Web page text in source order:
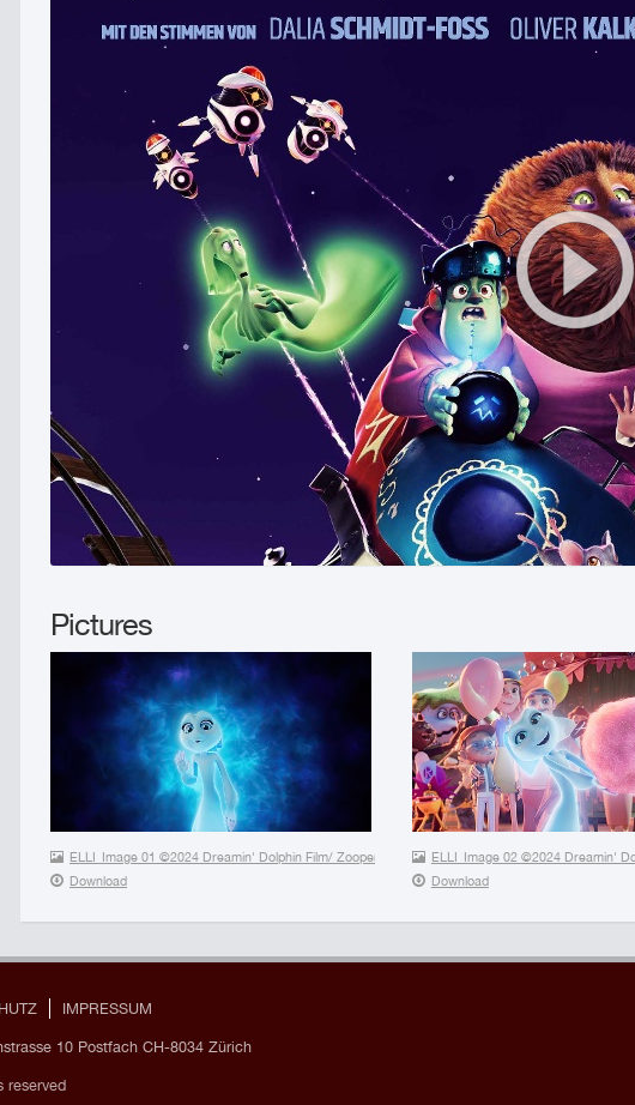
Pictures
ELLI_Image 01 ©2024 Dreamin' Dolphin Film/ Zooper Film/Productions CarpeDiem (V) Inc./
Download
ELLI_Image 02 ©2024 Dreamin'
Download
IMPRESSUM
10 Postfach CH-8034 Zürich
reserved